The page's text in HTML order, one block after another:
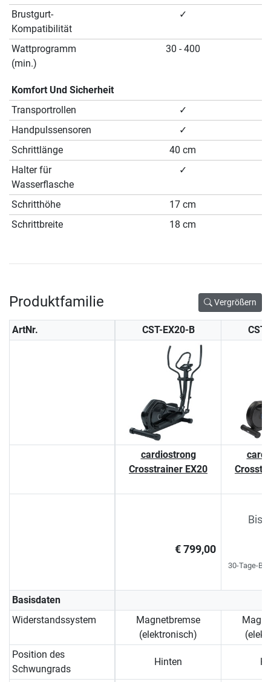
Brustgurt-
Kompatibilität
✓
Wattprogramm
(min.)
30 - 400
Komfort Und Sicherheit
Transportrollen
✓
Handpulssensoren
✓
Schrittlänge
40 cm
Halter für
Wasserflasche
✓
Schritthöhe
17 cm
Schrittbreite
18 cm
Produktfamilie Vergrößern
ArtNr. CST-EX20-B
cardiostrong
Crosstrainer EX20
€ 799,00
30-Tage-
Basisdaten
Widerstandssystem
Magnetbremse
(elektronisch)
Position des
Schwungrads
Hinten